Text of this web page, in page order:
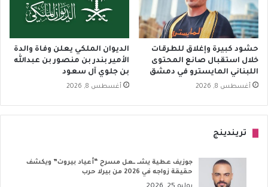
حشود كبيرة وإغلاق للطرقات
خلال استقبال صانع المحتوى
اللبناني المايسترو في دمشق
أغسطس 8, 2026
الديوان الملكي يعلن وفاة والدة
الأمير بندر بن منصور بن عبدالله
بن جلوي آل سعود
أغسطس 8, 2026
تريندينج
جوزيف عطية يشــ ــعل مسرح “أعياد بيروت” ويكشف
حقيقة زواجه في 2026 من بيرلا حرب